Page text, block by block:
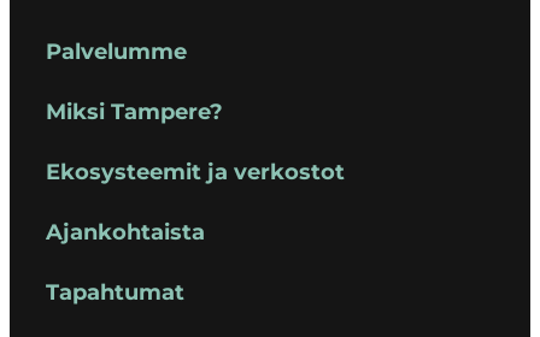
Palvelumme
Miksi Tampere?
Ekosysteemit ja verkostot
Ajankohtaista
Tapahtumat